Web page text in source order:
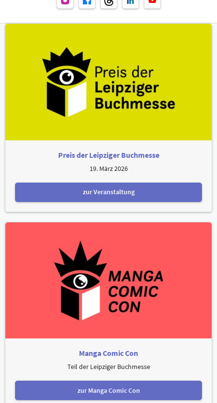
Preis der Leipziger Buchmesse
19. März 2026
zur Veranstaltung
Manga Comic Con
Teil der Leipziger Buchmesse
zur Manga Comic Con